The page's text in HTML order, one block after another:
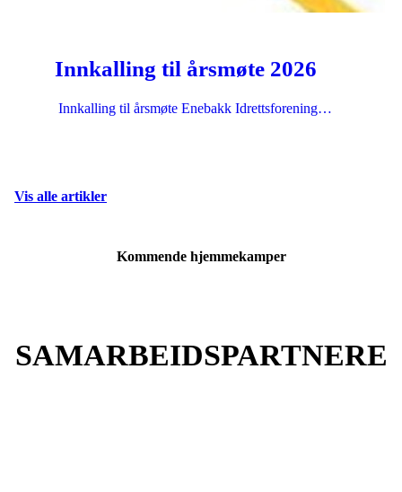
Innkalling til årsmøte 2026
Innkalling til årsmøte Enebakk Idrettsforening…
Vis alle artikler
Kommende hjemmekamper
SAMARBEIDSPARTNERE